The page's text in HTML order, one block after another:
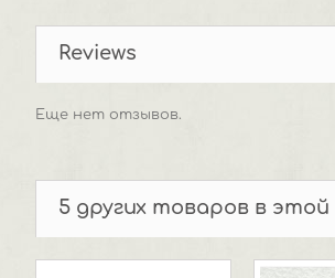
Reviews
Еще нет отзывов.
5 других товаров в этой